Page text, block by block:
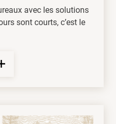
avec les solutions
sont courts, c’est le